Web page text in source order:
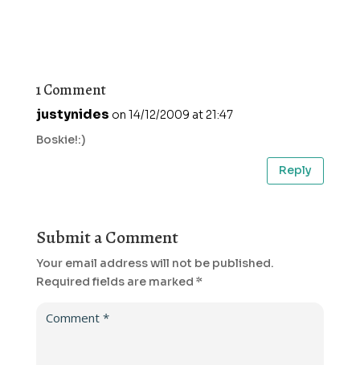
1 Comment
justynides on 14/12/2009 at 21:47
Boskie!:)
Reply
Submit a Comment
Your email address will not be published.
Required fields are marked *